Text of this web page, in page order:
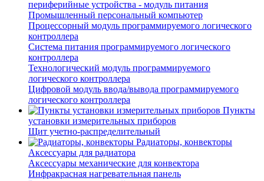
периферийные устройства - модуль питания
Промышленный персональный компьютер
Процессорный модуль программируемого логического
контроллера
Система питания программируемого логического
контроллера
Технологический модуль программируемого
логического контроллера
Цифровой модуль ввода/вывода программируемого
логического контроллера
Пункты
установки измерительных приборов
Щит учетно-распределительный
Радиаторы, конвекторы
Аксессуары для радиатора
Аксессуары механические для конвектора
Инфракрасная нагревательная панель